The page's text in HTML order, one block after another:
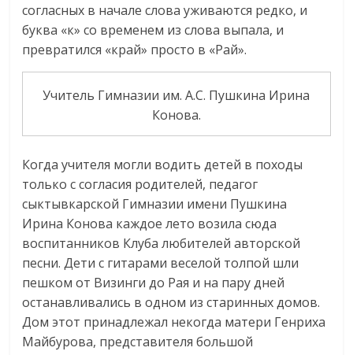
согласных в начале слова уживаются редко, и
буква «к» со временем из слова выпала, и
превратился «край» просто в «Рай».
Учитель Гимназии им. А.С. Пушкина Ирина
Конова.
Когда учителя могли водить детей в походы
только с согласия родителей, педагог
сыктывкарской Гимназии имени Пушкина
Ирина Конова каждое лето возила сюда
воспитанников Клуба любителей авторской
песни. Дети с гитарами веселой толпой шли
пешком от Визинги до Рая и на пару дней
останавливались в одном из старинных домов.
Дом этот принадлежал некогда матери Генриха
Майбурова, представителя большой